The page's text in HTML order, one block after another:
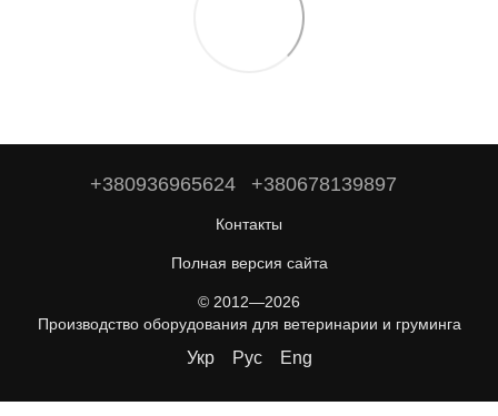
+380936965624 +380678139897
Контакты
Полная версия сайта
© 2012—2026
Производство оборудования для ветеринарии и груминга
Укр Рус Eng